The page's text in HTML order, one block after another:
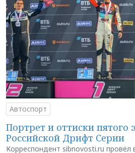
Автоспорт
Портрет и оттиски пятого
Российской Дрифт Серии
Корреспондент sibnovosti.ru